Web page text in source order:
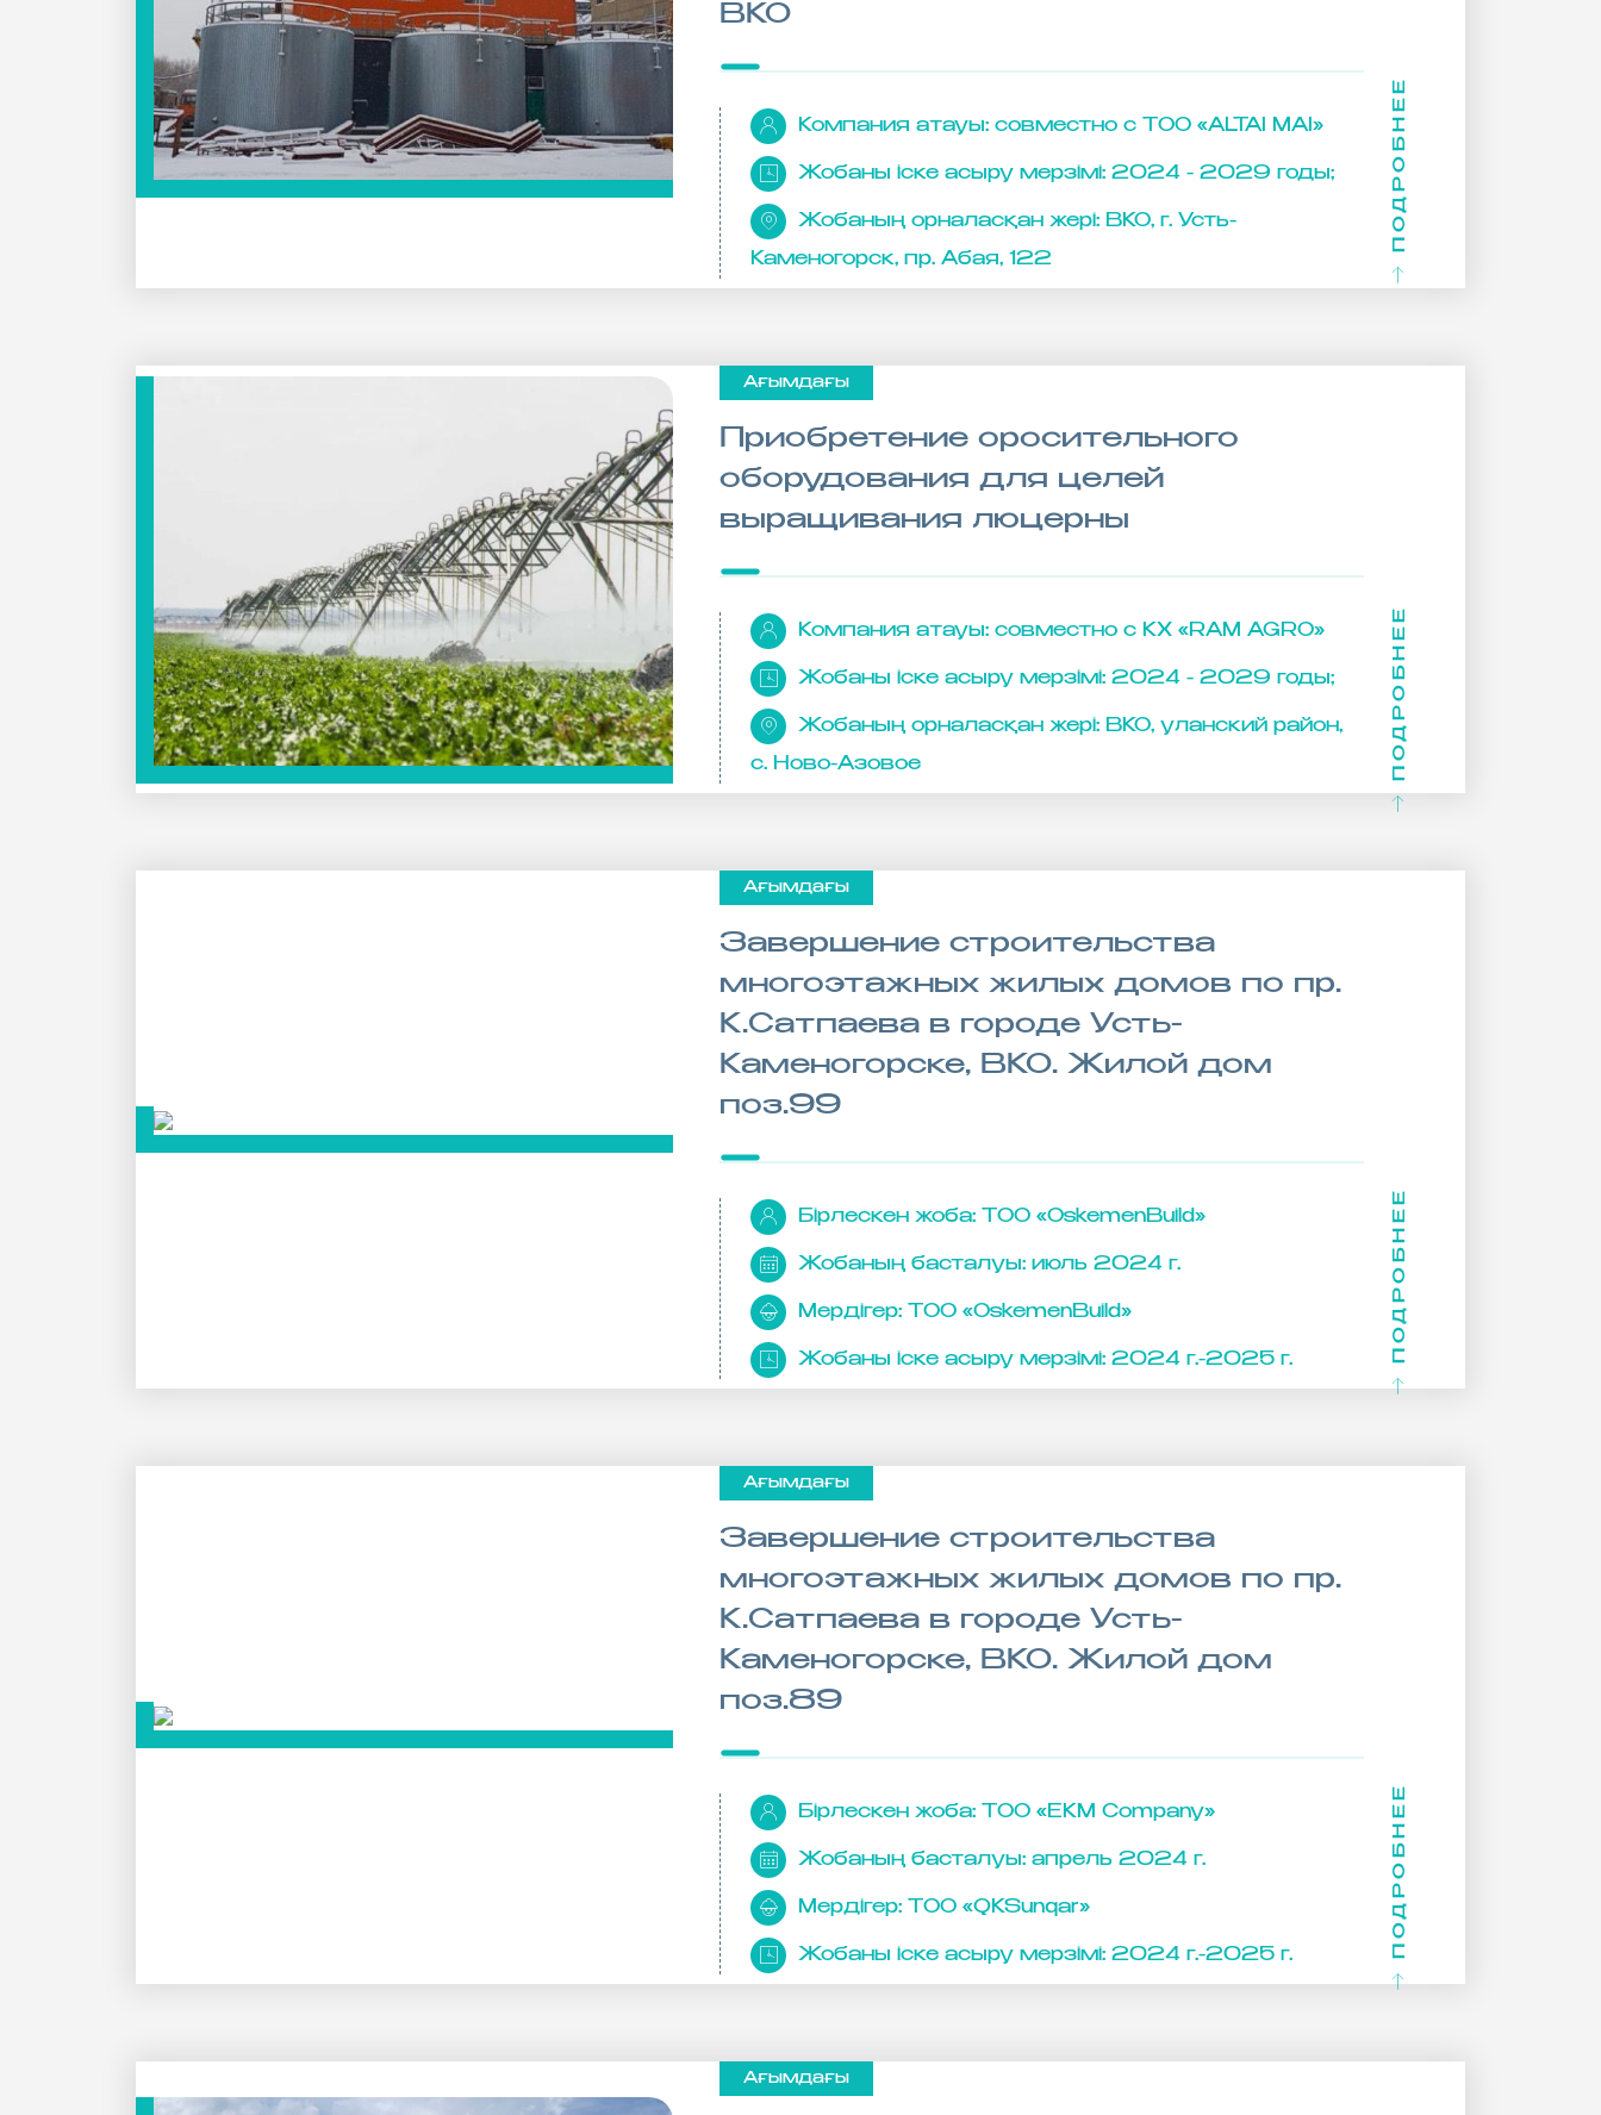
ВКО
Компания атауы: совместно с ТОО «ALTAI MAI»
Жобаны іске асыру мерзімі: 2024 - 2029 годы;
Жобаның орналасқан жері: ВКО, г. Усть-
Каменогорск, пр. Абая, 122 ПОДРОБНЕЕ
Ағымдағы
Приобретение оросительного
оборудования для целей
выращивания люцерны
Компания атауы: совместно с КХ «RAM AGRO»
Жобаны іске асыру мерзімі: 2024 - 2029 годы;
Жобаның орналасқан жері: ВКО, уланский район,
с. Ново-Азовое ПОДРОБНЕЕ
Ағымдағы
Завершение строительства
многоэтажных жилых домов по пр.
К.Сатпаева в городе Усть-
Каменогорске, ВКО. Жилой дом
поз.99
Бірлескен жоба: ТОО «OskemenBuild»
Жобаның басталуы: июль 2024 г.
Мердігер: ТОО «OskemenBuild»
Жобаны іске асыру мерзімі: 2024 г.-2025 г. ПОДРОБНЕЕ
Ағымдағы
Завершение строительства
многоэтажных жилых домов по пр.
К.Сатпаева в городе Усть-
Каменогорске, ВКО. Жилой дом
поз.89
Бірлескен жоба: ТОО «EKM Company»
Жобаның басталуы: апрель 2024 г.
Мердігер: ТОО «QKSunqar»
Жобаны іске асыру мерзімі: 2024 г.-2025 г. ПОДРОБНЕЕ
Ағымдағы